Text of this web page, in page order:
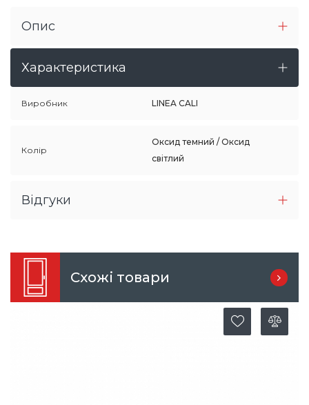
Опис
Характеристика
Виробник LINEA CALI
Колір
Оксид темний / Оксид
світлий
Відгуки
Схожі товари